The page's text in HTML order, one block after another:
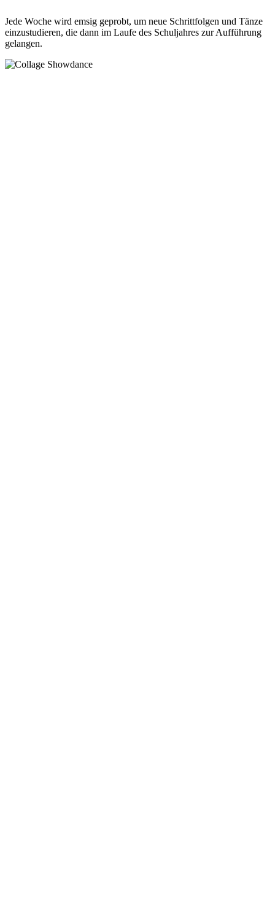
Jede Woche wird emsig geprobt, um neue Schrittfolgen und Tänze
einzustudieren, die dann im Laufe des Schuljahres zur Aufführung
gelangen.